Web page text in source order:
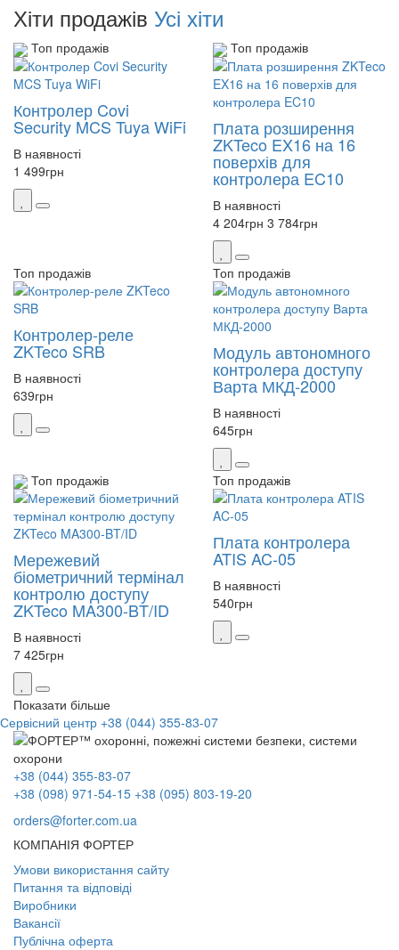
Хіти продажів Усі хіти
Топ продажів
Контролер Covi
Security MCS Tuya WiFi
В наявності
1 499грн
Топ продажів
Плата розширення
ZKTeco EX16 на 16
поверхів для
контролера EC10
В наявності
4 204грн 3 784грн
Топ продажів
Контролер-реле
ZKTeco SRB
В наявності
639грн
Топ продажів
Модуль автономного
контролера доступу
Варта МКД-2000
В наявності
645грн
Топ продажів
Мережевий
біометричний термінал
контролю доступу
ZKTeco MA300-BT/ID
В наявності
7 425грн
Топ продажів
Плата контролера
ATIS AC-05
В наявності
540грн
Показати більше
Сервісний центр +38 (044) 355-83-07
+38 (044) 355-83-07
+38 (098) 971-54-15 +38 (095) 803-19-20
orders@forter.com.ua
КОМПАНІЯ ФОРТЕР
Умови використання сайту
Питання та відповіді
Виробники
Вакансії
Публічна оферта